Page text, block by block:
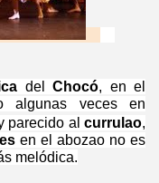
delChocó, en el
algunas veces en
parecido alcurrulao,
en el abozao no es
melódica.